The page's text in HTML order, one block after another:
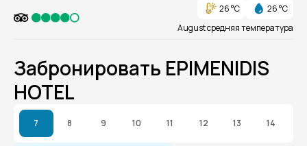
26 °C
26 °C
August средняя температура
Забронировать EPIMENIDIS
HOTEL
7 8 9 10 11 12 13 14